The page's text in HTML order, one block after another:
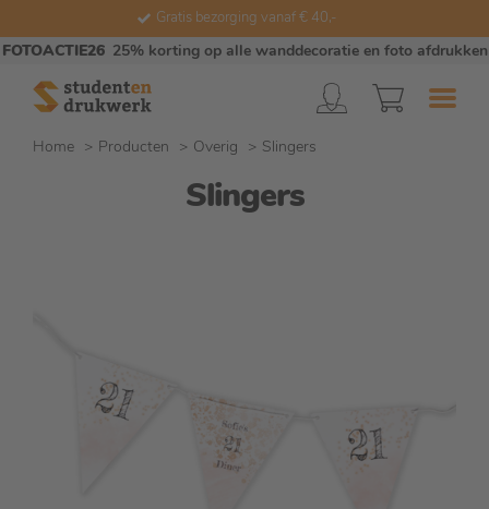
Gratis bezorging vanaf € 40,-
FOTOACTIE26 25% korting op alle wanddecoratie en foto afdrukken
Home Producten Overig Slingers
Slingers